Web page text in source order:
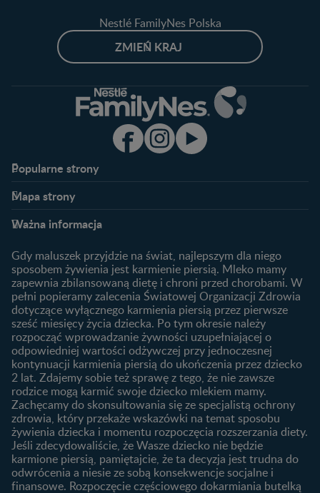
Nestlé FamilyNes Polska
ZMIEŃ KRAJ
Popularne strony​
Kontakt
FAQ
Produkty
Wyszukiwarka produktów
Nasze marki
Mapa strony​
Plamienie implantacyjne –
Jak zaplanować płeć
dziecka?
Jak rozpoznać dni płodne?
Badania przed ciążą
Planowanie urlopu
macierzyńskiego
1. trymestr ciąży
2. trymestr ciąży
3. trymestr ciąży
Rozwój dziecka
Kalendarz rozwoju dziecka
Skoki rozwojowe
Ząbkowanie u niemowląt
Żywienie dziecka
10 sposobów jak poprawić
laktację
Jakie mleko następne
wybrać dla dziecka?
Jak rozszerzać dietę
niemowlaka?
Ważna informacja
Gdy maluszek przyjdzie na świat, najlepszym dla niego
sposobem żywienia jest karmienie piersią. Mleko mamy
zapewnia zbilansowaną dietę i chroni przed chorobami. W
pełni popieramy zalecenia Światowej Organizacji Zdrowia
dotyczące wyłącznego karmienia piersią przez pierwsze
sześć miesięcy życia dziecka. Po tym okresie należy
rozpocząć wprowadzanie żywności uzupełniającej o
odpowiedniej wartości odżywczej przy jednoczesnej
kontynuacji karmienia piersią do ukończenia przez dziecko
2 lat. Zdajemy sobie też sprawę z tego, że nie zawsze
rodzice mogą karmić swoje dziecko mlekiem mamy.
Zachęcamy do skonsultowania się ze specjalistą ochrony
zdrowia, który przekaże wskazówki na temat sposobu
żywienia dziecka i momentu rozpoczęcia rozszerzania diety.
Jeśli zdecydowaliście, że Wasze dziecko nie będzie
karmione piersią, pamiętajcie, że ta decyzja jest trudna do
odwrócenia a niesie ze sobą konsekwencje socjalne i
finansowe. Rozpoczęcie częściowego dokarmiania butelką